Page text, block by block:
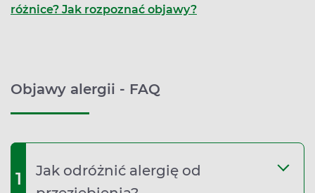
różnice? Jak rozpoznać objawy?
Objawy alergii - FAQ
1
Jak odróżnić alergię od